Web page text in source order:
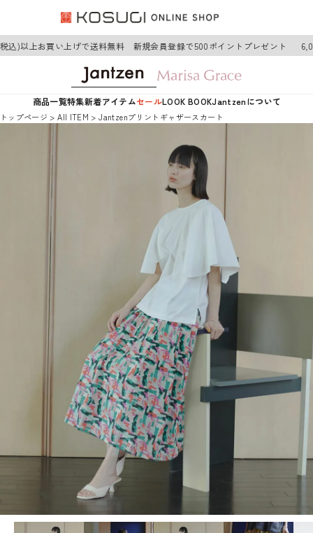
)以上お買い上げで送料無料 新規会員登録で500ポイントプレゼント
商品一覧特集新着アイテムセールLOOK BOOKJantzenについて
トップページ AII ITEM Jantzenプリントギャザースカート